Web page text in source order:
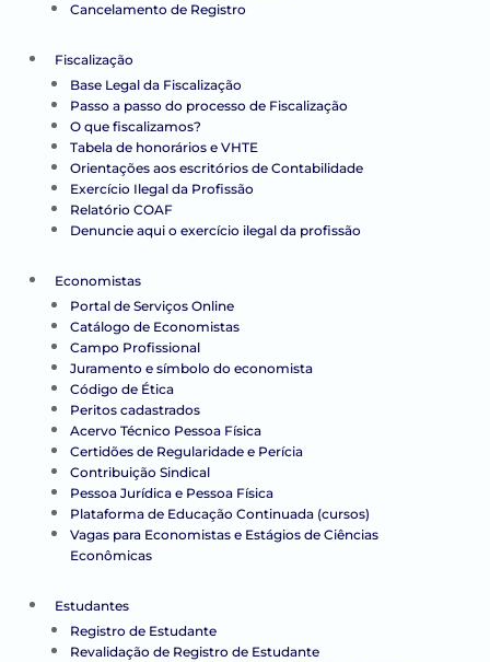
Cancelamento de Registro
Fiscalização
Base Legal da Fiscalização
Passo a passo do processo de Fiscalização
O que fiscalizamos?
Tabela de honorários e VHTE
Orientações aos escritórios de Contabilidade
Exercício Ilegal da Profissão
Relatório COAF
Denuncie aqui o exercício ilegal da profissão
Economistas
Portal de Serviços Online
Catálogo de Economistas
Campo Profissional
Juramento e símbolo do economista
Código de Ética
Peritos cadastrados
Acervo Técnico Pessoa Física
Certidões de Regularidade e Perícia
Contribuição Sindical
Pessoa Jurídica e Pessoa Física
Plataforma de Educação Continuada (cursos)
Vagas para Economistas e Estágios de Ciências
Econômicas
Estudantes
Registro de Estudante
Revalidação de Registro de Estudante